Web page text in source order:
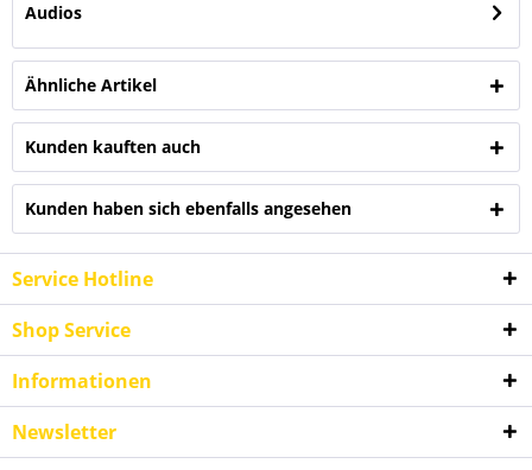
Audios
Ähnliche Artikel
Kunden kauften auch
Kunden haben sich ebenfalls angesehen
Service Hotline
Shop Service
Informationen
Newsletter